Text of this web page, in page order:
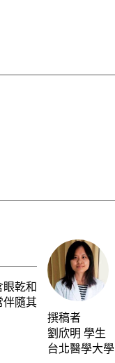
乾和
隨其
撰稿者
劉欣明 學生
台北醫學大學